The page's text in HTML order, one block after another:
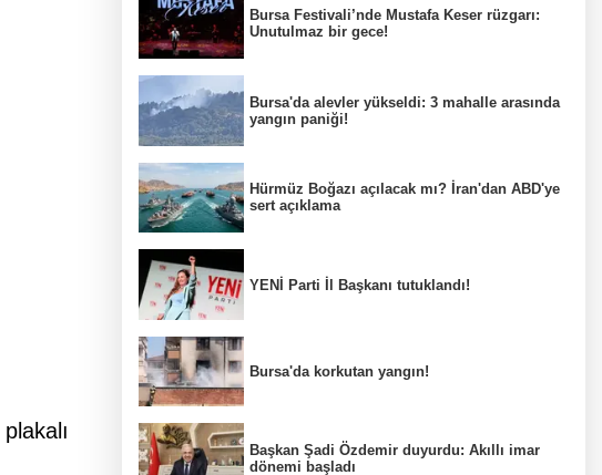
plakalı
Bursa Festivali’nde Mustafa Keser rüzgarı:
Unutulmaz bir gece!
Bursa'da alevler yükseldi: 3 mahalle arasında
yangın paniği!
Hürmüz Boğazı açılacak mı? İran'dan ABD'ye
sert açıklama
YENİ Parti İl Başkanı tutuklandı!
Bursa'da korkutan yangın!
Başkan Şadi Özdemir duyurdu: Akıllı imar
dönemi başladı